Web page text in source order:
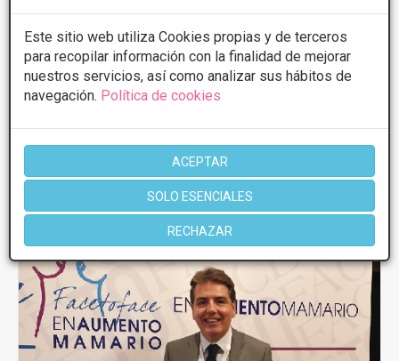
Este sitio web utiliza Cookies propias y de terceros
para recopilar información con la finalidad de mejorar
nuestros servicios, así como analizar sus hábitos de
navegación. Política de cookies
ACEPTAR
SOLO ESENCIALES
RECHAZAR
Microinjertos capilares Desde 2000€
CONSULTAR/CITA/PRESUPUESTO